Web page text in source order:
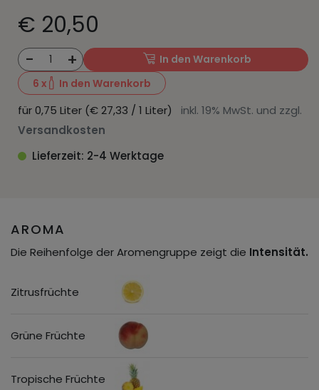
€ 20,50
- 1 +
In den Warenkorb
6 x In den Warenkorb
für 0,75 Liter (€ 27,33 / 1 Liter) inkl. 19% MwSt. und zzgl.
Versandkosten
Lieferzeit: 2-4 Werktage
AROMA
Die Reihenfolge der Aromengruppe zeigt die Intensität.
Zitrusfrüchte
Grüne Früchte
Tropische Früchte